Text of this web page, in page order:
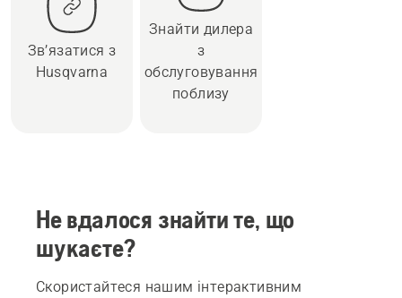
Зв’язатися з
Husqvarna
Знайти дилера
з
обслуговування
поблизу
Не вдалося знайти те, що
шукаєте?
Скористайтеся нашим інтерактивним